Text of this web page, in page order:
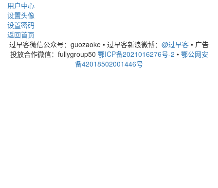
用户中心
设置头像
设置密码
返回首页
过早客微信公众号：guozaoke • 过早客新浪微博： @过早客 • 广告
投放合作微信：fullygroup50 鄂ICP备2021016276号-2 • 鄂公网安
备42018502001446号